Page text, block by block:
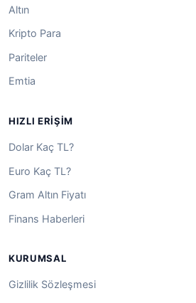
Altın
Kripto Para
Pariteler
Emtia
HIZLI ERIŞIM
Dolar Kaç TL?
Euro Kaç TL?
Gram Altın Fiyatı
Finans Haberleri
KURUMSAL
Gizlilik Sözleşmesi